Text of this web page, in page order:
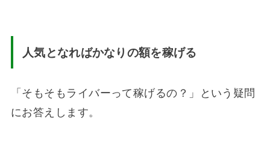
人気となればかなりの額を稼げる
「そもそもライバーって稼げるの？」という疑問
にお答えします。